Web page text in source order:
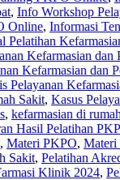
, Info Workshop
Online, Informasi
Pelatihan
Kefarmasian dan
Kefarmasian dan
Pelayanan
Sakit, Kasus
, kefarmasian di
Hasil Pelatihan
, Materi PKPO, Materi
Sakit, Pelatihan
Klinik 2024,